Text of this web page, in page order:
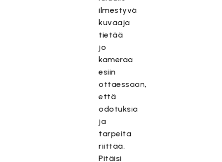
ilmestyvä
kuvaaja
tietää
jo
kameraa
esiin
ottaessaan,
että
odotuksia
ja
tarpeita
riittää.
Pitäisi